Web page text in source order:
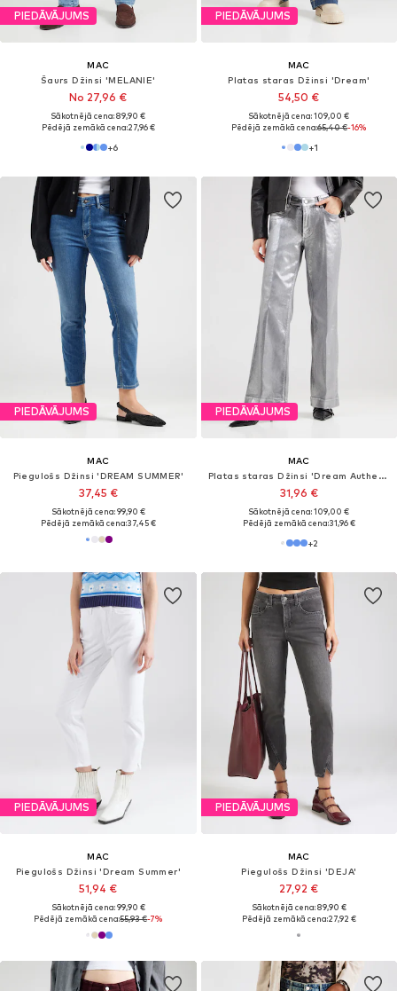
PIEDĀVĀJUMS
MAC
Šaurs Džinsi 'MELANIE'
No 27,96 €
Sākotnējā cena: 89,90 €
Pēdējā zemākā cena:27,96 €
+6
PIEDĀVĀJUMS
MAC
Platas staras Džinsi 'Dream'
54,50 €
Sākotnējā cena: 109,00 €
Pēdējā zemākā cena:65,40 €-16%
+1
PIEDĀVĀJUMS
MAC
Piegulošs Džinsi 'DREAM SUMMER'
37,45 €
Sākotnējā cena: 99,90 €
Pēdējā zemākā cena:37,45 €
PIEDĀVĀJUMS
MAC
Platas staras Džinsi 'Dream Authentic'
31,96 €
Sākotnējā cena: 109,00 €
Pēdējā zemākā cena:31,96 €
+2
PIEDĀVĀJUMS
MAC
Piegulošs Džinsi 'Dream Summer'
51,94 €
Sākotnējā cena: 99,90 €
Pēdējā zemākā cena:55,93 €-7%
PIEDĀVĀJUMS
MAC
Piegulošs Džinsi 'DEJA'
27,92 €
Sākotnējā cena: 89,90 €
Pēdējā zemākā cena:27,92 €